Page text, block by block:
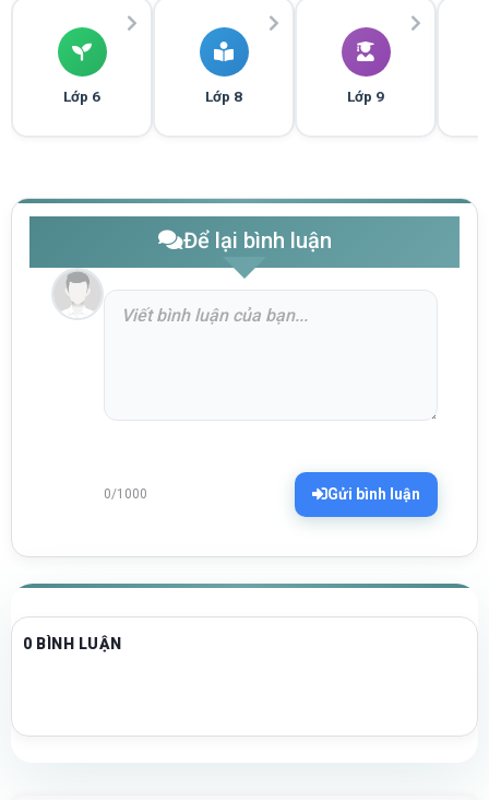
Lớp 6 Lớp 8 Lớp 9
Để lại bình luận
0/1000 Gửi bình luận
0 BÌNH LUẬN